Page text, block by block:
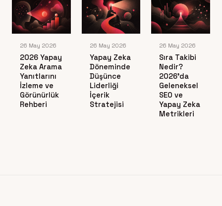
26 May 2026
2026 Yapay
Zeka Arama
Yanıtlarını
İzleme ve
Görünürlük
Rehberi
26 May 2026
Yapay Zeka
Döneminde
Düşünce
Liderliği
İçerik
Stratejisi
26 May 2026
Sıra Takibi
Nedir?
2026’da
Geleneksel
SEO ve
Yapay Zeka
Metrikleri